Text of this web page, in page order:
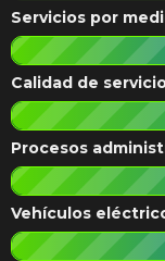
Servicios por
Calidad de
Procesos
Vehículos